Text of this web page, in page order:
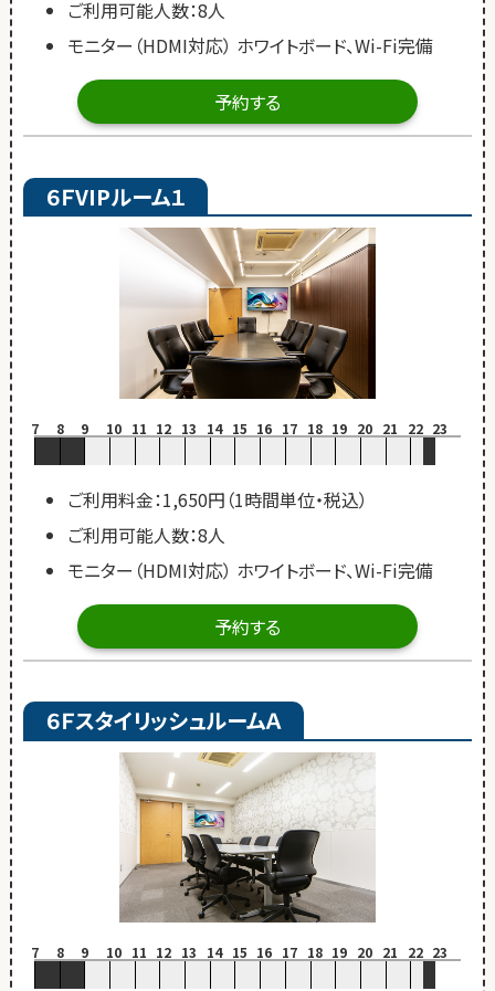
ご利用可能人数：8人
モニター（HDMI対応） ホワイトボード、Wi-Fi完備
予約する
６ＦVIPルーム１
7 8 9 10 11 12 13 14 15 16 17 18 19 20 21 22 23
ご利用料金：1,650円（1時間単位・税込）
ご利用可能人数：8人
モニター（HDMI対応） ホワイトボード、Wi-Fi完備
予約する
６ＦスタイリッシュルームＡ
7 8 9 10 11 12 13 14 15 16 17 18 19 20 21 22 23